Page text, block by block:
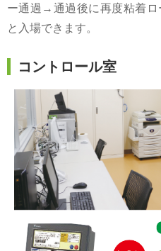
ー通過→通過後に再度粘着
と入場できます。
コントロール室